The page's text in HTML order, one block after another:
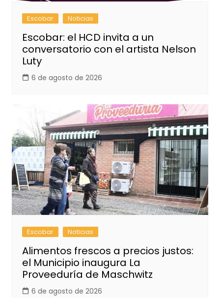
Escobar Noticias
Escobar: el HCD invita a un
conversatorio con el artista Nelson
Luty
6 de agosto de 2026
Escobar Noticias
Alimentos frescos a precios justos:
el Municipio inaugura La
Proveeduría de Maschwitz
6 de agosto de 2026